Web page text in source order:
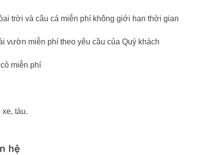
trời và câu cá miễn phí không giới hạn thời gian
vườn miễn phí theo yêu cầu của Quý khách
miễn phí
xe, tàu.
hệ